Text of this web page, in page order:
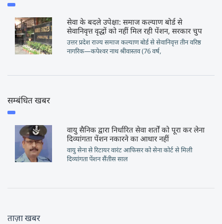
सेवा के बदले उपेक्षा: समाज कल्याण बोर्ड से
सेवानिवृत्त वृद्धों को नहीं मिल रही पेंशन, सरकार चुप
उत्तर प्रदेश राज्य समाज कल्याण बोर्ड से सेवानिवृत्त तीन वरिष्ठ
नागरिक—कपेश्वर नाथ श्रीवास्तव (76 वर्ष,
सम्बंधित खबर
वायु सैनिक द्वारा निर्धारित सेवा शर्तों को पूरा कर लेना
दिव्यांगता पेंशन नकारने का आधार नहीं
वायु सेना से रिटायर वारंट आफिसर को सेना कोर्ट से मिली
दिव्यांगता पेंशन सैंतीस साल
ताज़ा खबर